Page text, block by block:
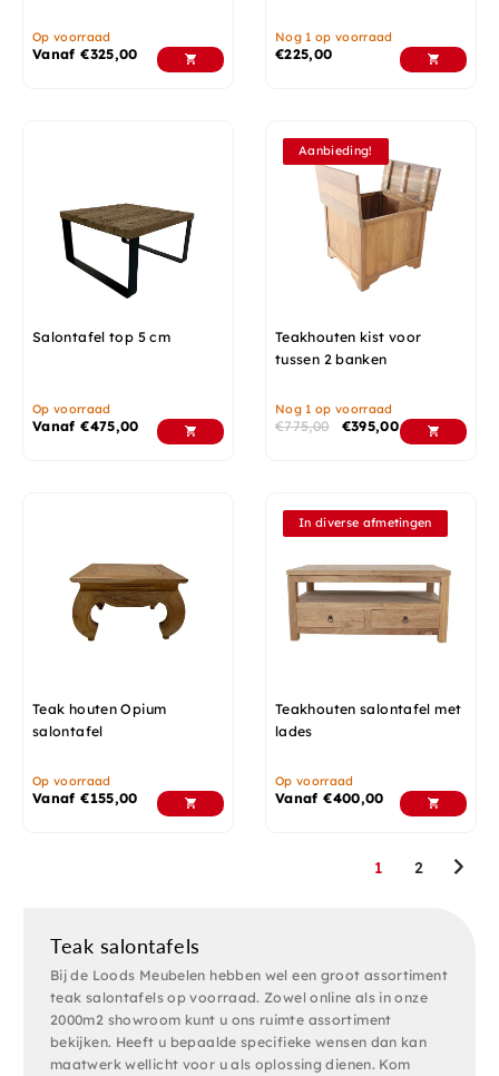
Op voorraad
Vanaf€325,00
Nog 1 op voorraad
€225,00
Salontafel top 5 cm
Op voorraad
Vanaf€475,00
Aanbieding!
Teakhouten kist voor
tussen 2 banken
Nog 1 op voorraad
€775,00 €395,00
Teak houten Opium
salontafel
Op voorraad
Vanaf€155,00
In diverse afmetingen
Teakhouten salontafel met
lades
Op voorraad
Vanaf€400,00
1 2
Teak salontafels
Bij de Loods Meubelen hebben wel een groot assortiment
teak salontafels op voorraad. Zowel online als in onze
2000m2 showroom kunt u ons ruimte assortiment
bekijken. Heeft u bepaalde specifieke wensen dan kan
maatwerk wellicht voor u als oplossing dienen. Kom